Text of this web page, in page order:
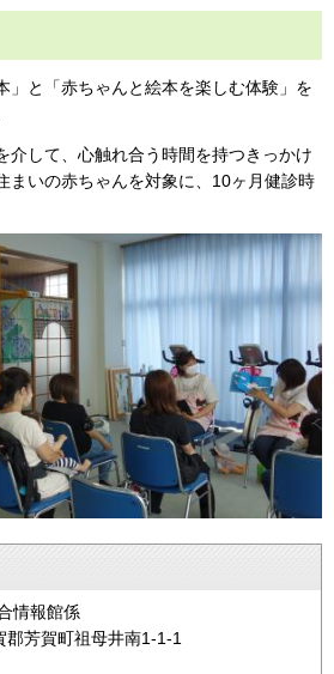
」と「赤ちゃんと絵本を楽しむ体験」を
介して、心触れ合う時間を持つきっかけ
まいの赤ちゃんを対象に、10ヶ月健診時
情報館係
郡芳賀町祖母井南1-1-1